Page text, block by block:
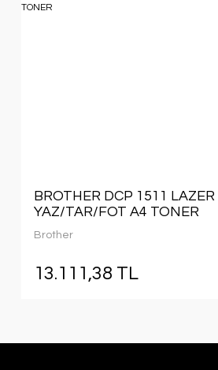
BROTHER DCP 1511 LAZER
YAZ/TAR/FOT A4 TONER
Brother
13.111,38 TL